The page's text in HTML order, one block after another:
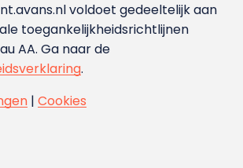
voldoet gedeeltelijk aan
toegankelijkheidsrichtlijnen
AA. Ga naar de
.
| Cookies